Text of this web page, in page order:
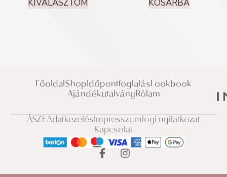
KIVÁLASZTOM KOSÁRBA
FőoldalShopIdőpontfoglalásLookbook
AjándékutalványRólam
ÁSZFAdatkezelésImpresszumJogi nyilatkozat
Kapcsolat